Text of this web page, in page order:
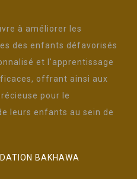
à améliorer les
des enfants défavorisés
et l'apprentissage
offrant ainsi aux
pour le
leurs enfants au sein de
BAKHAWA